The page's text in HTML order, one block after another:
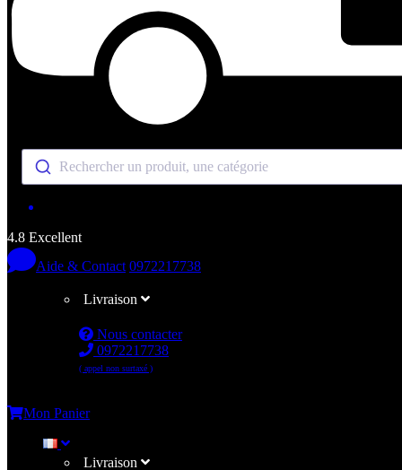
Rechercher un produit, une catégorie
4.8 Excellent
Aide & Contact 0972217738
Livraison
Nous contacter
0972217738
( appel non surtaxé )
Mon Panier
Livraison